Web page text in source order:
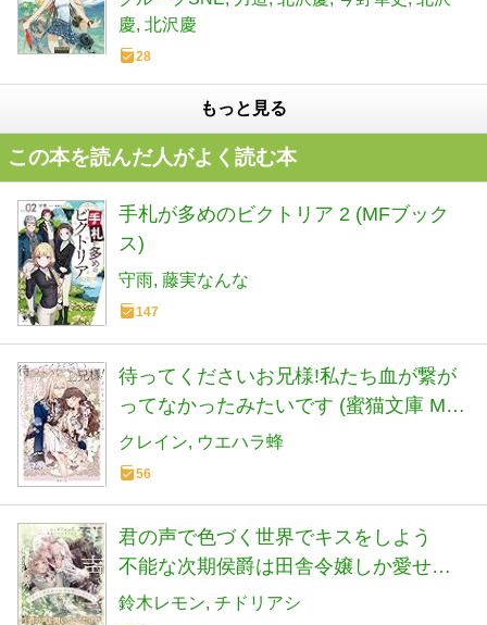
慶 北沢慶
28
もっと見る
この本を読んだ人がよく読む本
手札が多めのビクトリア 2 (MFブック
ス)
守雨 藤実なんな
147
待ってくださいお兄様!私たち血が繋が
ってなかったみたいです (蜜猫文庫 ML
144)
クレイン ウエハラ蜂
56
君の声で色づく世界でキスをしよう
不能な次期侯爵は田舎令嬢しか愛せな
い (フェアリーキス ピンク)
鈴木レモン チドリアシ